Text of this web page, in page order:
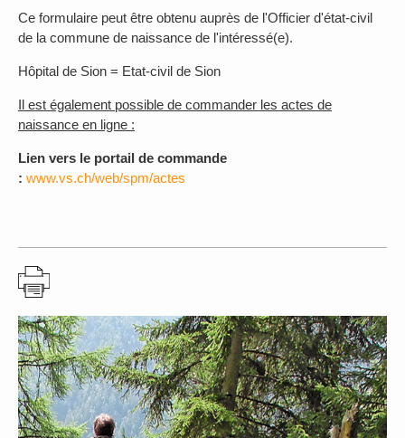
Ce formulaire peut être obtenu auprès de l'Officier d'état-civil
de la commune de naissance de l'intéressé(e).
Hôpital de Sion = Etat-civil de Sion
Il est également possible de commander les actes de
naissance en ligne :
Lien vers le portail de commande
: www.vs.ch/web/spm/actes